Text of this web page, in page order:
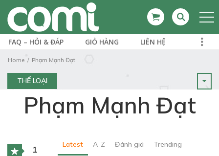
FAQ – HỎI & ĐÁP GIỎ HÀNG LIÊN HỆ
Home Phạm Mạnh Đạt
THỂ LOẠI
Phạm Mạnh Đạt
1
Latest A-Z Đánh giá Trending